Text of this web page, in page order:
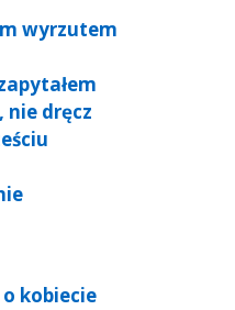
wyrzutem
nie dręcz
kobiecie